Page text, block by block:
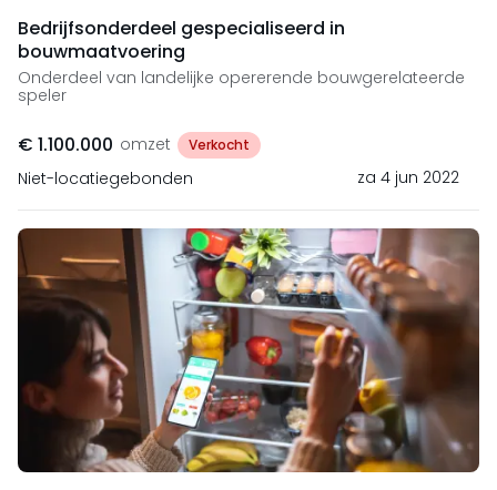
Bedrijfsonderdeel gespecialiseerd in
bouwmaatvoering
Onderdeel van landelijke opererende bouwgerelateerde
speler
€ 1.100.000 omzet Verkocht
Niet-locatiegebonden za 4 jun 2022